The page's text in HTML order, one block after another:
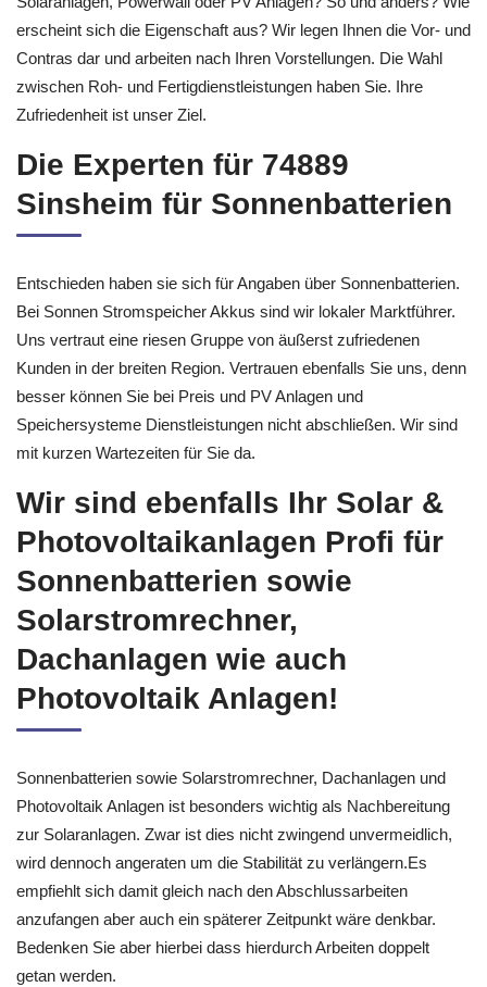
erscheint sich die Eigenschaft aus? Wir legen Ihnen die Vor- und
Contras dar und arbeiten nach Ihren Vorstellungen. Die Wahl
zwischen Roh- und Fertigdienstleistungen haben Sie. Ihre
Zufriedenheit ist unser Ziel.
Die Experten für 74889
Sinsheim für Sonnenbatterien
Entschieden haben sie sich für Angaben über Sonnenbatterien.
Bei Sonnen Stromspeicher Akkus sind wir lokaler Marktführer.
Uns vertraut eine riesen Gruppe von äußerst zufriedenen
Kunden in der breiten Region. Vertrauen ebenfalls Sie uns, denn
besser können Sie bei Preis und PV Anlagen und
Speichersysteme Dienstleistungen nicht abschließen. Wir sind
mit kurzen Wartezeiten für Sie da.
Wir sind ebenfalls Ihr Solar &
Photovoltaikanlagen Profi für
Sonnenbatterien sowie
Solarstromrechner,
Dachanlagen wie auch
Photovoltaik Anlagen!
Sonnenbatterien sowie Solarstromrechner, Dachanlagen und
Photovoltaik Anlagen ist besonders wichtig als Nachbereitung
zur Solaranlagen. Zwar ist dies nicht zwingend unvermeidlich,
wird dennoch angeraten um die Stabilität zu verlängern.Es
empfiehlt sich damit gleich nach den Abschlussarbeiten
anzufangen aber auch ein späterer Zeitpunkt wäre denkbar.
Bedenken Sie aber hierbei dass hierdurch Arbeiten doppelt
getan werden.